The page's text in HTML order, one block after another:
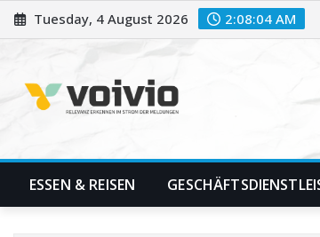
Skip
to
Tuesday, 4 August 2026 2:08:04 AM
ESSEN & REISEN